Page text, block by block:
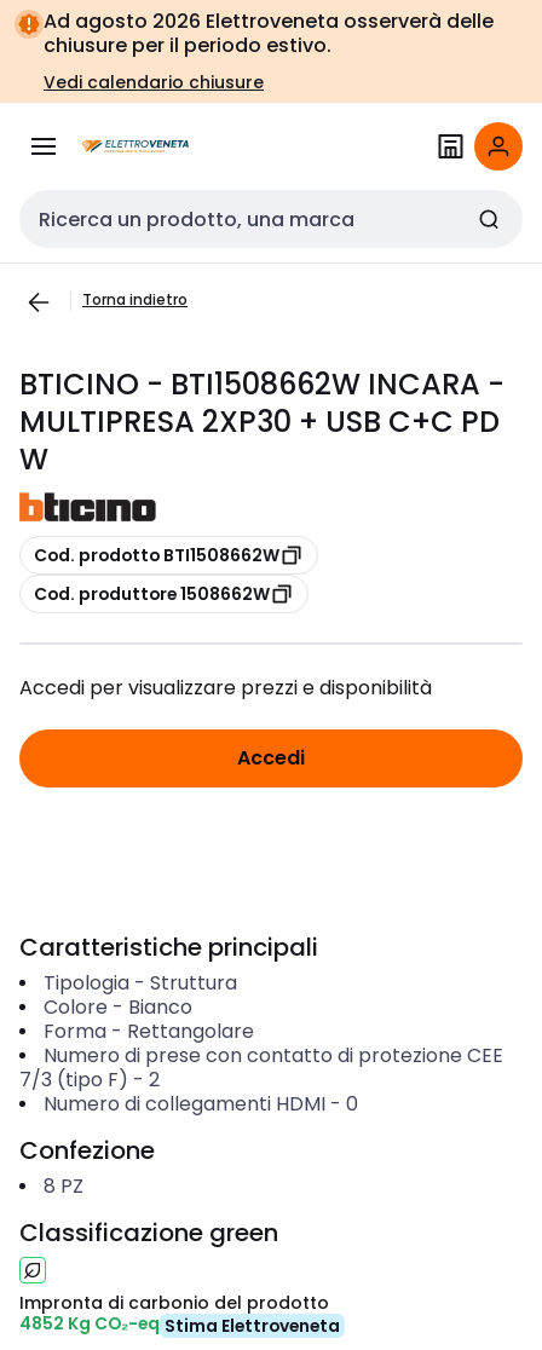
Vai alla
navigazione
Vai
alla
pagina
Ad agosto 2026 Elettroveneta osserverà delle
chiusure per il periodo estivo.
Vedi calendario chiusure
Cerca input
Torna indietro
BTICINO - BTI1508662W INCARA -
MULTIPRESA 2XP30 + USB C+C PD
W
copia
Cod. prodotto BTI1508662W
copia
Cod. produttore 1508662W
Accedi per visualizzare prezzi e disponibilità
Accedi
Caratteristiche principali
Tipologia- Struttura
Colore - Bianco
Forma- Rettangolare
Numero di prese con contatto di protezione CEE
7/3 (tipo F) - 2
Numero di collegamenti HDMI- 0
Confezione
8 PZ
Classificazione green
Impronta di carbonio del prodotto
4852 Kg CO₂-eq Stima Elettroveneta